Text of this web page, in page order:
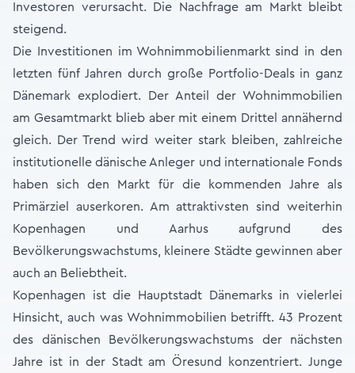
Investoren verursacht. Die Nachfrage am Markt bleibt
steigend.
Die Investitionen im Wohnimmobilienmarkt sind in den
letzten fünf Jahren durch große Portfolio-Deals in ganz
Dänemark explodiert. Der Anteil der Wohnimmobilien
am Gesamtmarkt blieb aber mit einem Drittel annähernd
gleich. Der Trend wird weiter stark bleiben, zahlreiche
institutionelle dänische Anleger und internationale Fonds
haben sich den Markt für die kommenden Jahre als
Primärziel auserkoren. Am attraktivsten sind weiterhin
Kopenhagen und Aarhus aufgrund des
Bevölkerungswachstums, kleinere Städte gewinnen aber
auch an Beliebtheit.
Kopenhagen ist die Hauptstadt Dänemarks in vielerlei
Hinsicht, auch was Wohnimmobilien betrifft. 43 Prozent
des dänischen Bevölkerungswachstums der nächsten
Jahre ist in der Stadt am Öresund konzentriert. Junge